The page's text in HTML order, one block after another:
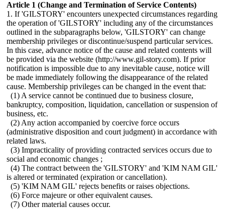
Article 1 (Change and Termination of Service Contents)
1. If 'GILSTORY' encounters unexpected circumstances regarding
the operation of 'GILSTORY' including any of the circumstances
outlined in the subparagraphs below, 'GILSTORY' can change
membership privileges or discontinue/suspend particular services.
In this case, advance notice of the cause and related contents will
be provided via the website (http://www.gil-story.com). If prior
notification is impossible due to any inevitable cause, notice will
be made immediately following the disappearance of the related
cause. Membership privileges can be changed in the event that:
(1) A service cannot be continued due to business closure,
bankruptcy, composition, liquidation, cancellation or suspension of
business, etc.
(2) Any action accompanied by coercive force occurs
(administrative disposition and court judgment) in accordance with
related laws.
(3) Impracticality of providing contracted services occurs due to
social and economic changes ;
(4) The contract between the 'GILSTORY' and 'KIM NAM GIL'
is altered or terminated (expiration or cancellation).
(5) 'KIM NAM GIL' rejects benefits or raises objections.
(6) Force majeure or other equivalent causes.
(7) Other material causes occur.